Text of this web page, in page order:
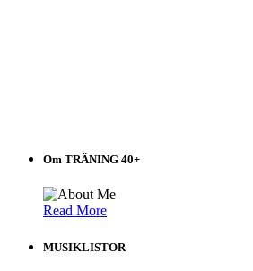
Om TRÄNING 40+
Read More
MUSIKLISTOR